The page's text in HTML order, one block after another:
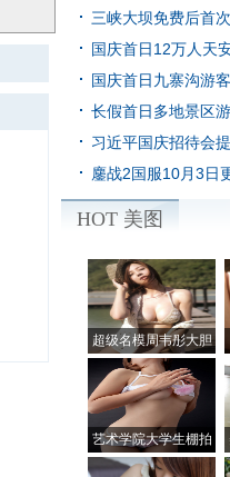
闻]
三峡大坝免费后首
国庆首日12万人天
内新闻]
国庆首日九寨沟游
长假首日多地景区
闻]
习近平国庆招待会
闻]
鏖战2国服10月3日
HOT 美图
超级名模周韦彤大胆
艺术学院大学生棚拍